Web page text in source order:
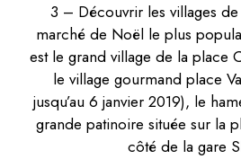
3 – Découvrir les villages
marché de Noël le plus
est le grand village de la place
le village gourmand place
jusqu’au 6 janvier 2019), le
grande patinoire située sur la
côté de la gare